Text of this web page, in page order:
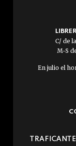
C/ de
M-S
En julio el